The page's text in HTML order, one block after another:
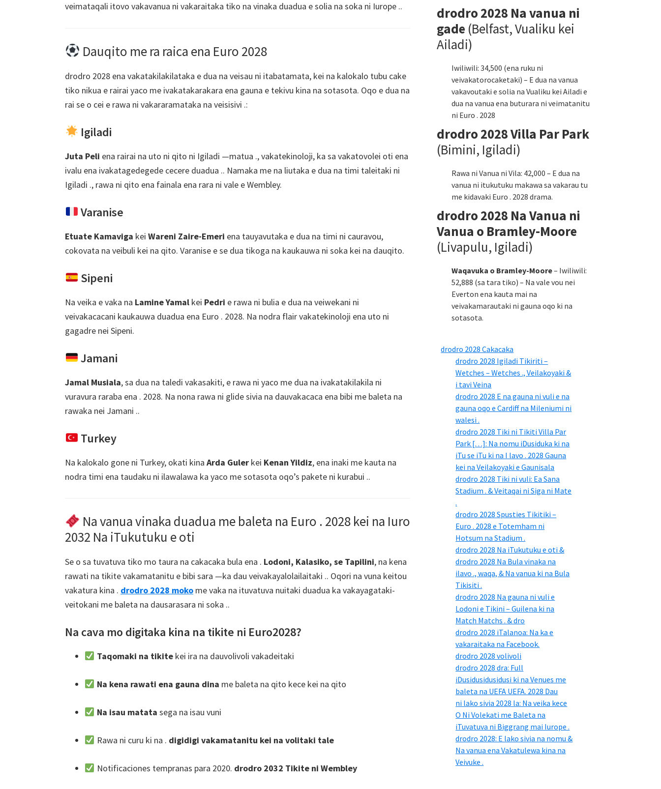
veimataqali itovo vakavanua ni vakaraitaka tiko na vinaka duadua e solia na soka ni Iurope ..
Dauqito me ra raica ena Euro 2028
drodro 2028 ena vakatakilakilataka e dua na veisau ni itabatamata, kei na kalokalo tubu cake
tiko nikua e rairai yaco me ivakatakarakara ena gauna e tekivu kina na sotasota. Oqo e dua na
rai se o cei e rawa ni vakararamataka na veisisivi .:
Igiladi
Juta Peli ena rairai na uto ni qito ni Igiladi —matua ., vakatekinoloji, ka sa vakatovolei oti ena
ivalu ena ivakatagedegede cecere duadua .. Namaka me na liutaka e dua na timi taleitaki ni
Igiladi ., rawa ni qito ena fainala ena rara ni vale e Wembley.
Varanise
Etuate Kamaviga kei Wareni Zaire-Emeri ena tauyavutaka e dua na timi ni cauravou,
cokovata na veibuli kei na qito. Varanise e se dua tikoga na kaukauwa ni soka kei na dauqito.
Sipeni
Na veika e vaka na Lamine Yamal kei Pedri e rawa ni bulia e dua na veiwekani ni
veivakacacani kaukauwa duadua ena Euro . 2028. Na nodra flair vakatekinoloji ena uto ni
gagadre nei Sipeni.
Jamani
Jamal Musiala, sa dua na taledi vakasakiti, e rawa ni yaco me dua na ivakatakilakila ni
vuravura raraba ena . 2028. Na nona rawa ni glide sivia na dauvakacaca ena bibi me baleta na
rawaka nei Jamani ..
Turkey
Na kalokalo gone ni Turkey, okati kina Arda Guler kei Kenan Yildiz, ena inaki me kauta na
nodra timi ena taudaku ni ilawalawa ka yaco me sotasota oqo’s pakete ni kurabui ..
Na vanua vinaka duadua me baleta na Euro . 2028 kei na Iuro
2032 Na iTukutuku e oti
Se o sa tuvatuva tiko mo taura na cakacaka bula ena . Lodoni, Kalasiko, se Tapilini, na kena
rawati na tikite vakamatanitu e bibi sara —ka dau veivakayalolailaitaki .. Oqori na vuna keitou
vakatura kina . drodro 2028 moko me vaka na ituvatuva nuitaki duadua ka vakayagataki-
veitokani me baleta na dausarasara ni soka ..
Na cava mo digitaka kina na tikite ni Euro2028?
Taqomaki na tikitekei ira na dauvolivoli vakadeitaki
Na kena rawati ena gauna dina me baleta na qito kece kei na qito
Na isau matata sega na isau vuni
Rawa ni curu ki na . digidigi vakamatanitu kei na volitaki tale
Notificaciones tempranas para 2020. drodro 2032 Tikite ni Wembley
drodro 2028 Na vanua ni
gade (Belfast, Vualiku kei
Ailadi)
Iwiliwili: 34,500 (ena ruku ni
veivakatorocaketaki) – E dua na vanua
vakavoutaki e solia na Vualiku kei Ailadi e
dua na vanua ena buturara ni veimatanitu
ni Euro . 2028
drodro 2028 Villa Par Park
(Bimini, Igiladi)
Rawa ni Vanua ni Vila: 42,000 – E dua na
vanua ni itukutuku makawa sa vakarau tu
me kidavaki Euro . 2028 drama.
drodro 2028 Na Vanua ni
Vanua o Bramley-Moore
(Livapulu, Igiladi)
Waqavuka o Bramley-Moore– Iwiliwili:
52,888 (sa tara tiko) – Na vale vou nei
Everton ena kauta mai na
veivakamarautaki ni gauna oqo ki na
sotasota.
drodro 2028 Cakacaka
drodro 2028 Igiladi Tikiriti –
Wetches – Wetches ., Veilakoyaki &
i tavi Veina
drodro 2028 E na gauna ni vuli e na
gauna oqo e Cardiff na Mileniumi ni
walesi .
drodro 2028 Tiki ni Tikiti Villa Par
Park […]: Na nomu iDusiduka ki na
iTu se iTu ki na I lavo . 2028 Gauna
kei na Veilakoyaki e Gaunisala
drodro 2028 Tiki ni vuli: Ea Sana
Stadium . & Veitaqai ni Siga ni Mate
.
drodro 2028 Spusties Tikitiki –
Euro . 2028 e Totemham ni
Hotsum na Stadium .
drodro 2028 Na iTukutuku e oti &
drodro 2028 Na Bula vinaka na
ilavo ., waqa, & Na vanua ki na Bula
Tikisiti .
drodro 2028 Na gauna ni vuli e
Lodoni e Tikini – Guilena ki na
Match Matchs . & dro
drodro 2028 iTalanoa: Na ka e
vakaraitaka na Facebook.
drodro 2028 volivoli
drodro 2028 dra: Full
iDusidusidusidusi ki na Venues me
baleta na UEFA UEFA. 2028 Dau
ni lako sivia 2028 la: Na veika kece
O Ni Volekati me Baleta na
iTuvatuva ni Biggrang mai Iurope .
drodro 2028: E lako sivia na nomu &
Na vanua ena Vakatulewa kina na
Veivuke .